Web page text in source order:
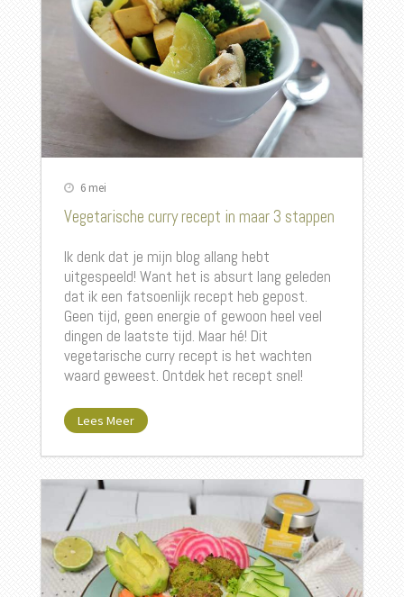
6 mei
Vegetarische curry recept in maar 3 stappen
Ik denk dat je mijn blog allang hebt
uitgespeeld! Want het is absurt lang geleden
dat ik een fatsoenlijk recept heb gepost.
Geen tijd, geen energie of gewoon heel veel
dingen de laatste tijd. Maar hé! Dit
vegetarische curry recept is het wachten
waard geweest. Ontdek het recept snel!
Lees Meer